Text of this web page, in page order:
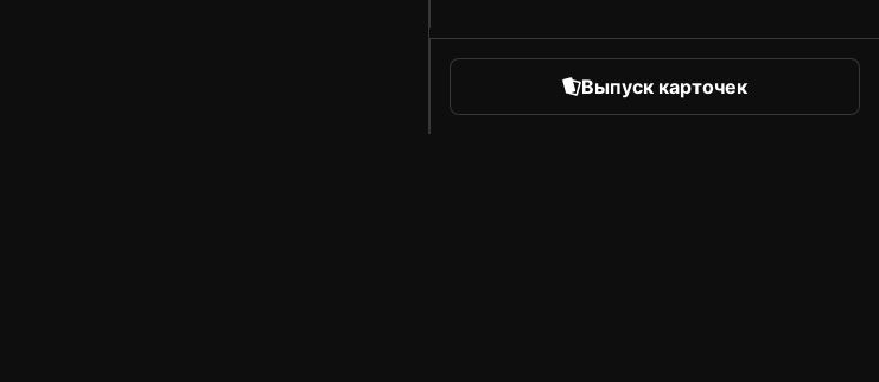
Выпуск карточек